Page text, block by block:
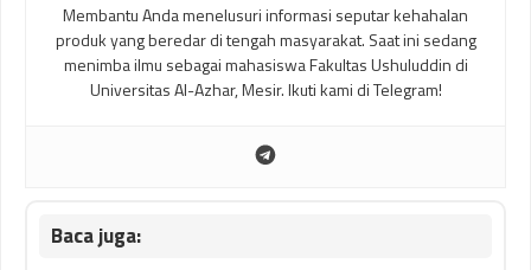
Membantu Anda menelusuri informasi seputar kehahalan
produk yang beredar di tengah masyarakat. Saat ini sedang
menimba ilmu sebagai mahasiswa Fakultas Ushuluddin di
Universitas Al-Azhar, Mesir. Ikuti kami di Telegram!